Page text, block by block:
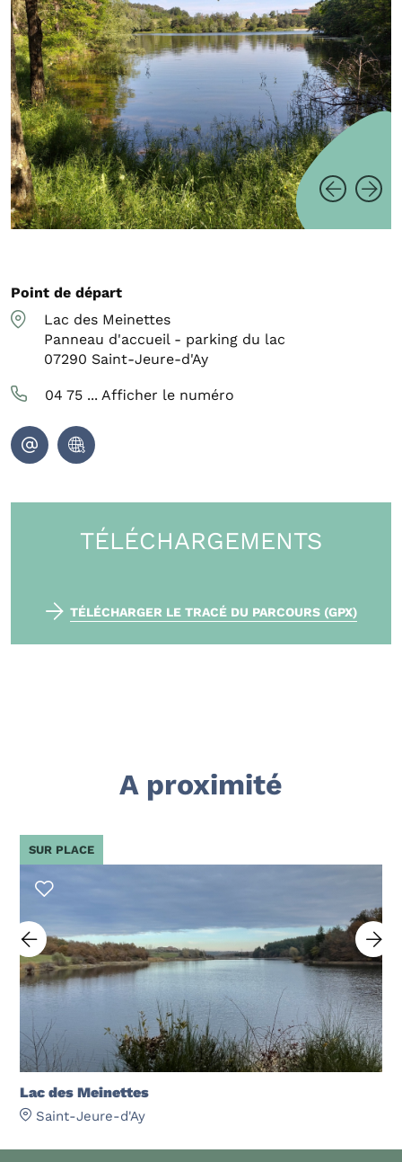
Point de départ
Lac des Meinettes
Panneau d'accueil - parking du lac
07290 Saint-Jeure-d'Ay
04 75 ... Afficher le numéro
TÉLÉCHARGEMENTS
TÉLÉCHARGER LE TRACÉ DU PARCOURS (GPX)
A proximité
Lac des Meinettes
Saint-Jeure-d'Ay
SUR PLACE